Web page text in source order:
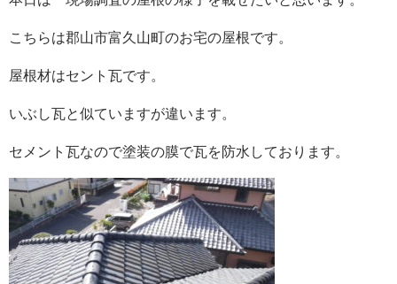
こちらは郡山市富久山町のお宅の屋根です。
屋根材はセント瓦です。
いぶし瓦と似ていますが違います。
セメント瓦なので塗装の膜で瓦を防水しております。